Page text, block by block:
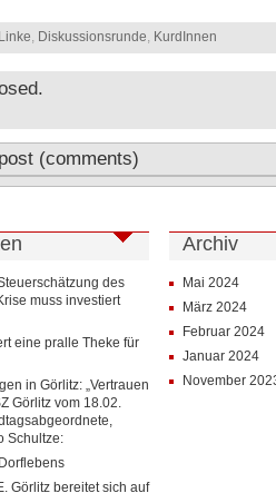
, Diskussionsrunde, KurdInnen
(comments)
des
muss investiert
eine pralle Theke für
in Görlitz: „Vertrauen
Görlitz vom 18.02.
Schultze:
Görlitz bereitet sich auf
Archiv
Mai 2024
März 2024
Februar 2024
Januar 2024
November